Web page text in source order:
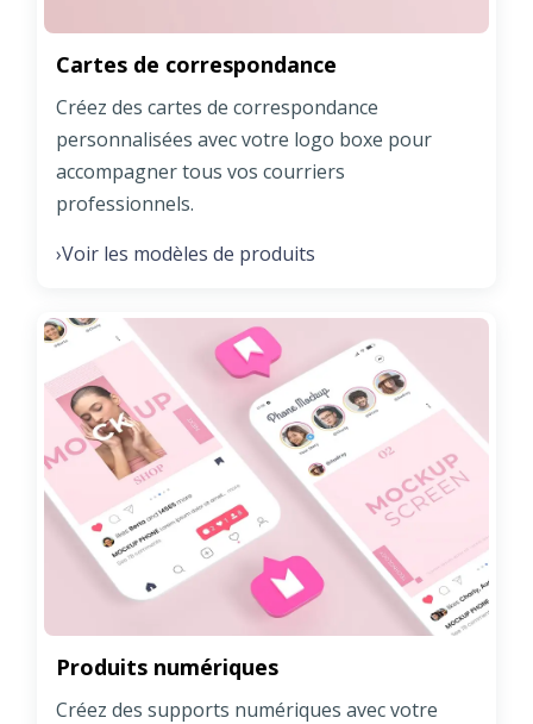
Cartes de correspondance
Créez des cartes de correspondance
personnalisées avec votre logo boxe pour
accompagner tous vos courriers
professionnels.
›Voir les modèles de produits
Produits numériques
Créez des supports numériques avec votre